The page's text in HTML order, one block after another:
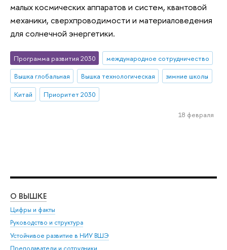
малых космических аппаратов и систем, квантовой
механики, сверхпроводимости и материаловедения
для солнечной энергетики.
Программа развития 2030
международное сотрудничество
Вышка глобальная
Вышка технологическая
зимние школы
Китай
Приоритет 2030
18 февраля
О ВЫШКЕ
Цифры и факты
Руководство и структура
Устойчивое развитие в НИУ ВШЭ